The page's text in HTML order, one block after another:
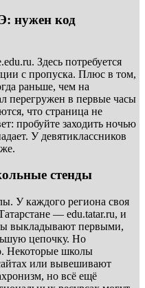
нужен код
Здесь потребуется
с пропуска. Плюс в том,
раньше, чем на
перегружен в первые часы
что страница не
пробуйте заходить ночью
У девятиклассников
стенды
У каждого региона своя
— edu.tatar.ru, и
выкладывают первыми,
цепочку. Но
Некоторые школы
или вывешивают
но всё ещё